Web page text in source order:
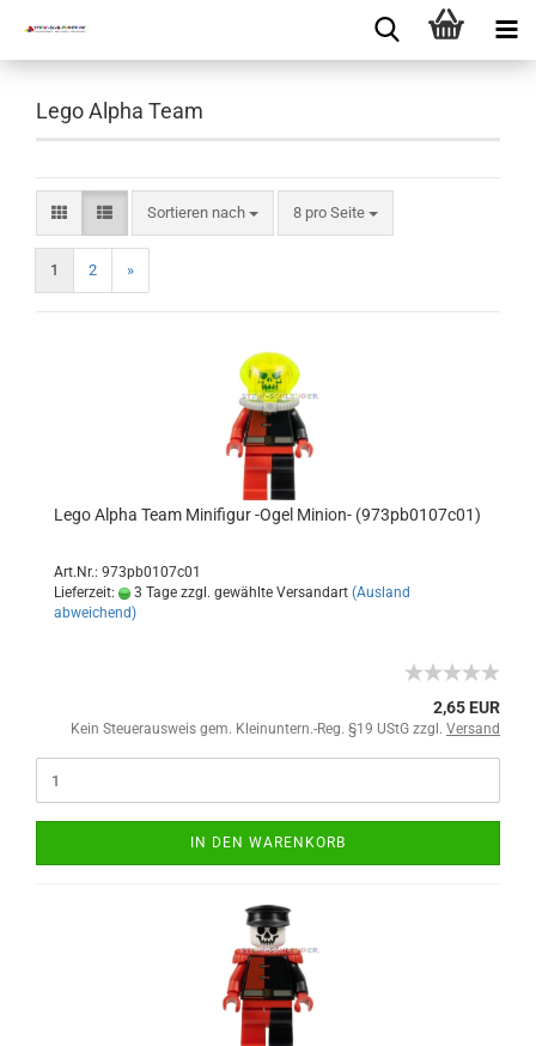
Lego Alpha Team
Sortieren nach 8 pro Seite
1 2 »
Lego Alpha Team Minifigur -Ogel Minion- (973pb0107c01)
Art.Nr.: 973pb0107c01
Lieferzeit:
3 Tage zzgl. gewählte Versandart (Ausland
abweichend)
2,65 EUR
Kein Steuerausweis gem. Kleinuntern.-Reg. §19 UStG zzgl. Versand
IN DEN WARENKORB